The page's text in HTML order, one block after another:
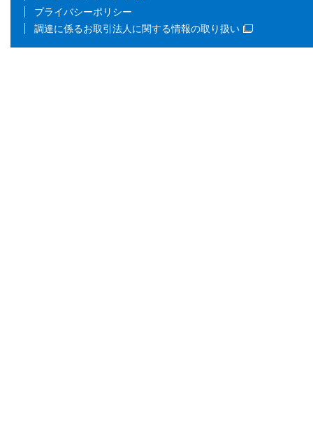
プライバシーポリシー
調達に係るお取引法人に関する情報の取り扱い